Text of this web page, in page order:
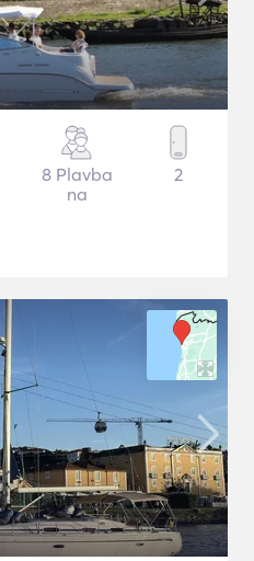
8 Plavba
na
2